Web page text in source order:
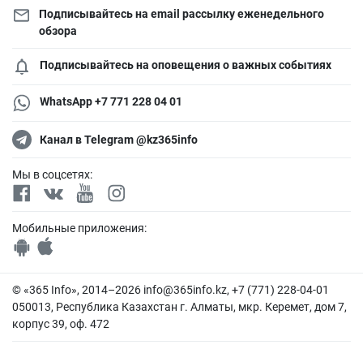
Подписывайтесь на email рассылку еженедельного
обзора
Подписывайтесь на оповещения о важных событиях
WhatsApp +7 771 228 04 01
Канал в Telegram @kz365info
Мы в соцсетях:
Мобильные приложения:
© «365 Info», 2014–2026 info@365info.kz, +7 (771) 228-04-01
050013, Республика Казахстан г. Алматы, мкр. Керемет, дом 7,
корпус 39, оф. 472